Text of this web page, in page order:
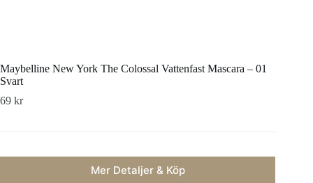
Maybelline New York The Colossal Vattenfast Mascara – 01
Svart
69 kr
Mer Detaljer & Köp